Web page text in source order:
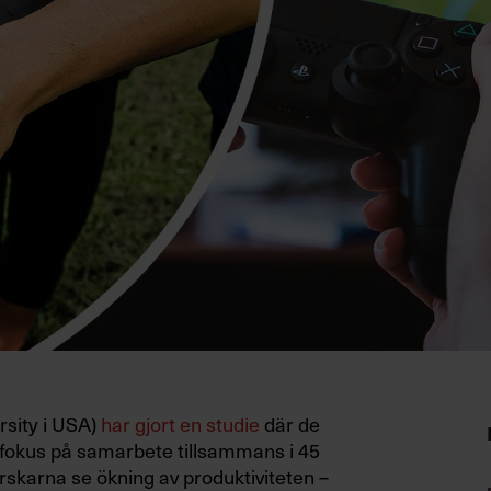
i USA) har gjort en studie där de
på samarbete tillsammans i 45
se ökning av produktiviteten –